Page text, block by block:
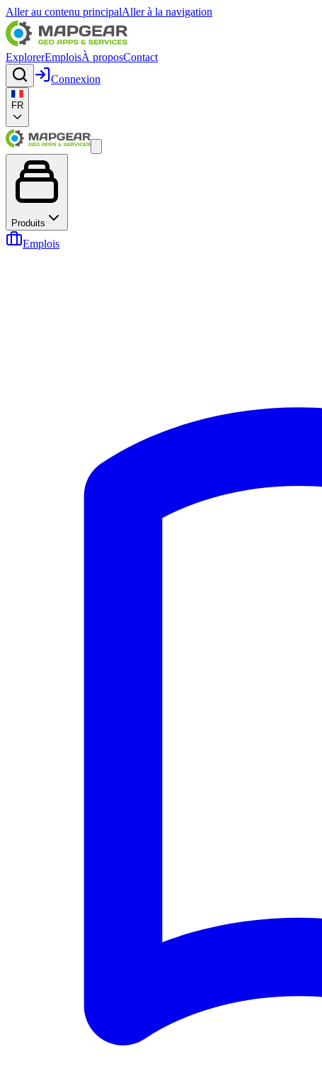
Aller au contenu principalAller à la navigation
ExplorerEmploisÀ proposContact
Connexion
FR
Produits
Emplois